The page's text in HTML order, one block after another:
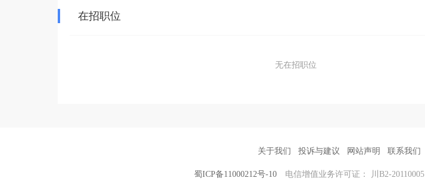
在招职位
无在招职位
关于我们 投诉与建议 网站声明 联系我们
蜀ICP备11000212号-10 电信增值业务许可证： 川B2-20110005